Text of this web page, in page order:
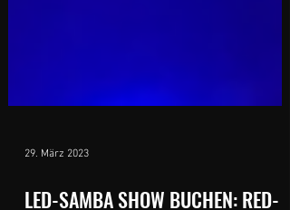
29. März 2023